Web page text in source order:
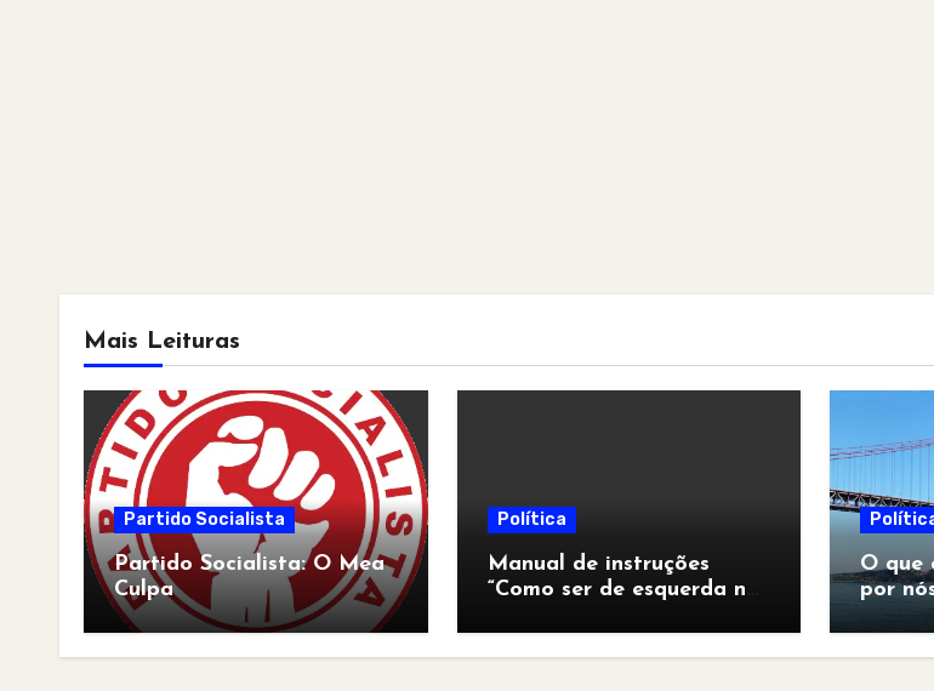
Mais Leituras
Partido Socialista
Partido Socialista: O Mea
Culpa
Política
Manual de instruções
“Como ser de esquerda no
O que
por
para